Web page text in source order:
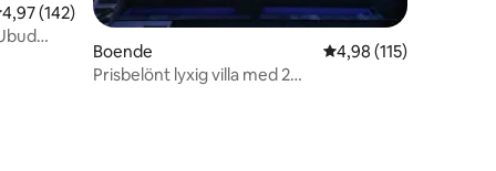
av 5 i genomsnittligt betyg, 142 omdömen
4,97 (142)
Boende 4,98 av 5 i
4,98 (115)
Prisbelönt lyxig villa med 2